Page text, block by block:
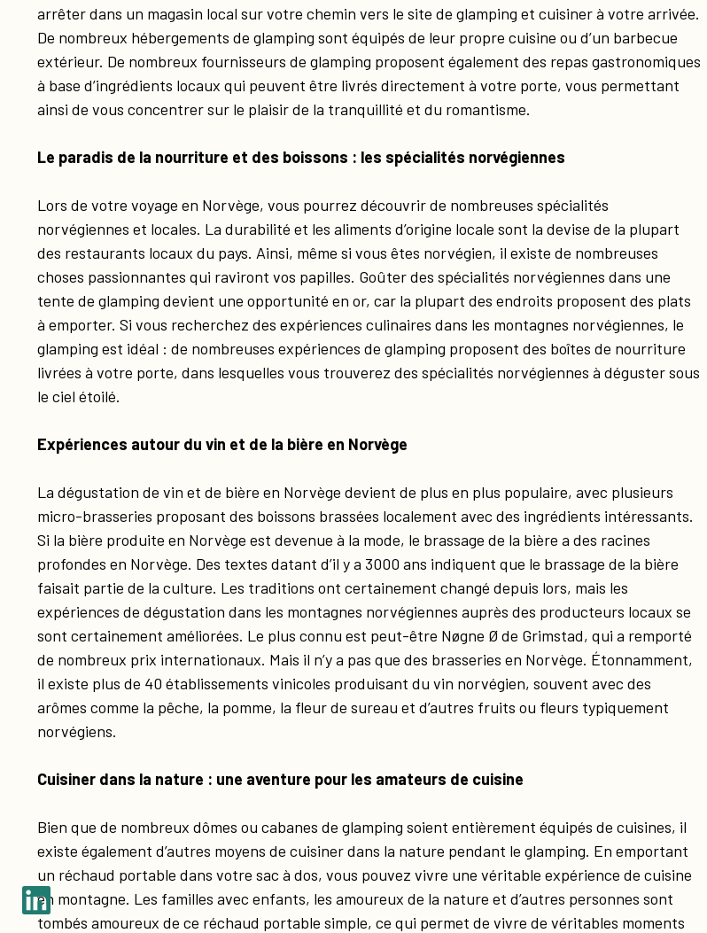
arrêter dans un magasin local sur votre chemin vers le site de glamping et cuisiner à votre arrivée.
De nombreux hébergements de glamping sont équipés de leur propre cuisine ou d’un barbecue
extérieur. De nombreux fournisseurs de glamping proposent également des repas gastronomiques
à base d’ingrédients locaux qui peuvent être livrés directement à votre porte, vous permettant
ainsi de vous concentrer sur le plaisir de la tranquillité et du romantisme.
Le paradis de la nourriture et des boissons : les spécialités norvégiennes
Lors de votre voyage en Norvège, vous pourrez découvrir de nombreuses spécialités
norvégiennes et locales. La durabilité et les aliments d’origine locale sont la devise de la plupart
des restaurants locaux du pays. Ainsi, même si vous êtes norvégien, il existe de nombreuses
choses passionnantes qui raviront vos papilles. Goûter des spécialités norvégiennes dans une
tente de glamping devient une opportunité en or, car la plupart des endroits proposent des plats
à emporter. Si vous recherchez des expériences culinaires dans les montagnes norvégiennes, le
glamping est idéal : de nombreuses expériences de glamping proposent des boîtes de nourriture
livrées à votre porte, dans lesquelles vous trouverez des spécialités norvégiennes à déguster sous
le ciel étoilé.
Expériences autour du vin et de la bière en Norvège
La dégustation de vin et de bière en Norvège devient de plus en plus populaire, avec plusieurs
micro-brasseries proposant des boissons brassées localement avec des ingrédients intéressants.
Si la bière produite en Norvège est devenue à la mode, le brassage de la bière a des racines
profondes en Norvège. Des textes datant d’il y a 3000 ans indiquent que le brassage de la bière
faisait partie de la culture. Les traditions ont certainement changé depuis lors, mais les
expériences de dégustation dans les montagnes norvégiennes auprès des producteurs locaux se
sont certainement améliorées. Le plus connu est peut-être Nøgne Ø de Grimstad, qui a remporté
de nombreux prix internationaux. Mais il n’y a pas que des brasseries en Norvège. Étonnamment,
il existe plus de 40 établissements vinicoles produisant du vin norvégien, souvent avec des
arômes comme la pêche, la pomme, la fleur de sureau et d’autres fruits ou fleurs typiquement
norvégiens.
Cuisiner dans la nature : une aventure pour les amateurs de cuisine
Bien que de nombreux dômes ou cabanes de glamping soient entièrement équipés de cuisines, il
existe également d’autres moyens de cuisiner dans la nature pendant le glamping. En emportant
un réchaud portable dans votre sac à dos, vous pouvez vivre une véritable expérience de cuisine
en montagne. Les familles avec enfants, les amoureux de la nature et d’autres personnes sont
tombés amoureux de ce réchaud portable simple, ce qui permet de vivre de véritables moments